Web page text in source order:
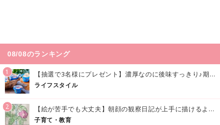
08/08のランキング
1 【抽選で3名様にプレゼント】濃厚なのに後味すっきり♪期間限定の「メイトーのなめらかプリン カルピス®入りソース」で夏を味わおう！
ライフスタイル
2 【絵が苦手でも大丈夫】朝顔の観察日記が上手に描けるようになる方法｜イラスト付き
子育て・教育